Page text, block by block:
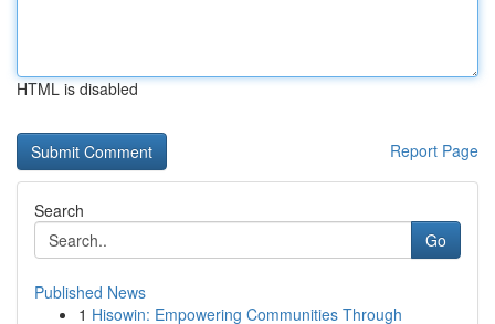
HTML is disabled
Report Page
Search
Go
Published News
1 Hisowin: Empowering Communities Through